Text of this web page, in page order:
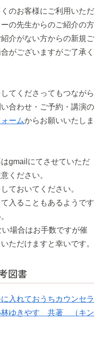
のお客様にご利用いただ
の先生からのご紹介の方
介がない方からの新規ご
がございますがご了承く
てくださってもつながら
合わせ・ご予約・講演の
ームからお願いいたしま
gmailにてさせていただ
ください。
ておいてください。
入ることもあるようです
場合はお手数ですが催
ただけますと幸いです。
図書
入れておうちカウンセラ
林ゆきやす 共著 （キン